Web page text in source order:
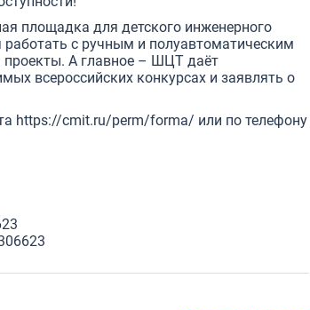
площадка для детского инженерного
работать с ручным и полуавтоматическим
А главное – ШЦТ даёт
всероссийских конкурсах и заявлять о
https://cmit.ru/perm/forma/ или по телефону